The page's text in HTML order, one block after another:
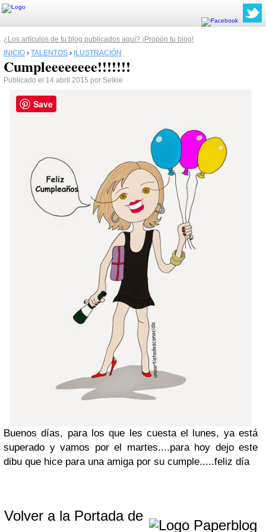
¿Los artículos de tu blog publicados aquí? ¡Propón tu blog!
INICIO › TALENTOS › ILUSTRACIÓN
Cumpleeeeeeee!!!!!!!
Publicado el 14 abril 2015 por Selkie
Buenos días, para los que les cuesta el lunes, ya está
superado y vamos por el martes....para hoy dejo este
dibu que hice para una amiga por su cumple.....feliz día
Volver a la Portada de
Save